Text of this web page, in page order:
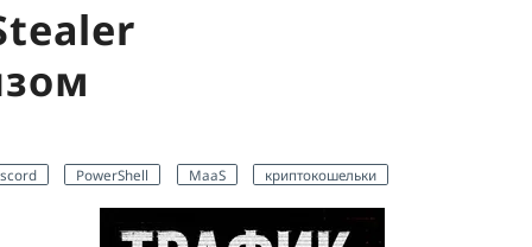
PowerShell MaaS криптокошельки